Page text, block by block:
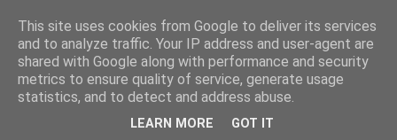
This site uses cookies from Google to deliver its services
and to analyze traffic. Your IP address and user-agent are
shared with Google along with performance and security
metrics to ensure quality of service, generate usage
statistics, and to detect and address abuse.
LEARN MORE GOT IT